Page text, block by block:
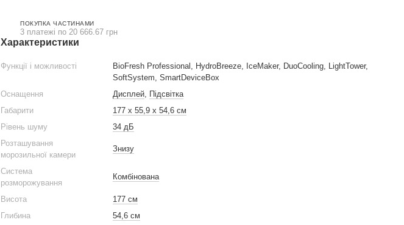
ПОКУПКА ЧАСТИНАМИ
3 платежі по 20 666.67 грн
Характеристики
Функції і можливості
BioFresh Professional, HydroBreeze, IceMaker, DuoCooling, LightTower,
SoftSystem, SmartDeviceBox
Оснащення
Дисплей, Підсвітка
Габарити
177 х 55,9 х 54,6 см
Рівень шуму
34 дБ
Розташування
морозильної камери
Знизу
Система
розморожування
Комбінована
Висота
177 см
Глибина
54,6 см